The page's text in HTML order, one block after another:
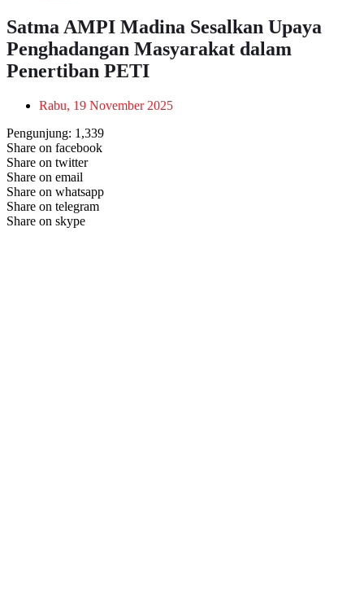
Satma AMPI Madina Sesalkan Upaya
Penghadangan Masyarakat dalam
Penertiban PETI
Rabu, 19 November 2025
Pengunjung: 1,339
Share on facebook
Share on twitter
Share on email
Share on whatsapp
Share on telegram
Share on skype